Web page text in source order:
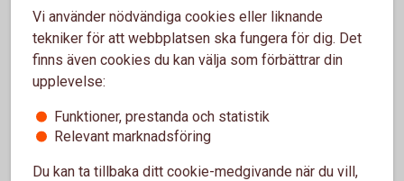
mer öppet och inkluderande samhälle där olikheter ses
som en tillgång. Charbels talarkonst har belönats med flera
priser, inklusive Stora talarpriset – Årets talare 2019.
Vi använder nödvändiga cookies eller liknande
tekniker för att webbplatsen ska fungera för dig. Det
finns även cookies du kan välja som förbättrar din
upplevelse:
Funktioner, prestanda och statistik
Relevant marknadsföring
Du kan ta tillbaka ditt cookie-medgivande när du vill,